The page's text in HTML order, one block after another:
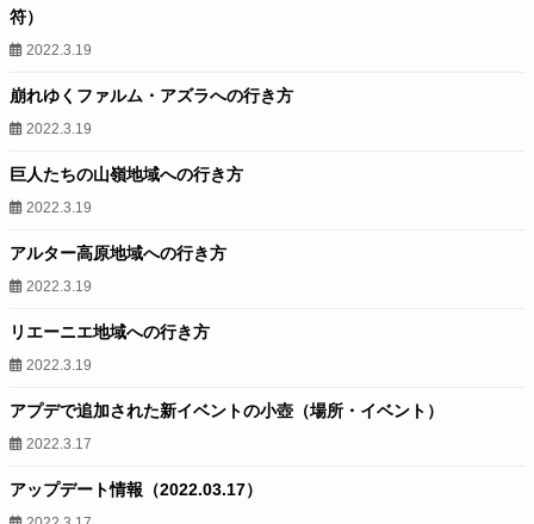
符）
2022.3.19
崩れゆくファルム・アズラへの行き方
2022.3.19
巨人たちの山嶺地域への行き方
2022.3.19
アルター高原地域への行き方
2022.3.19
リエーニエ地域への行き方
2022.3.19
アプデで追加された新イベントの小壺（場所・イベント）
2022.3.17
アップデート情報（2022.03.17）